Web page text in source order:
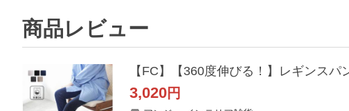
商品レビュー
3,020円